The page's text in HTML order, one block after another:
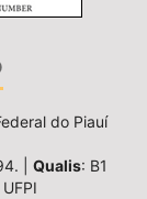
do Piauí
| Qualis: B1